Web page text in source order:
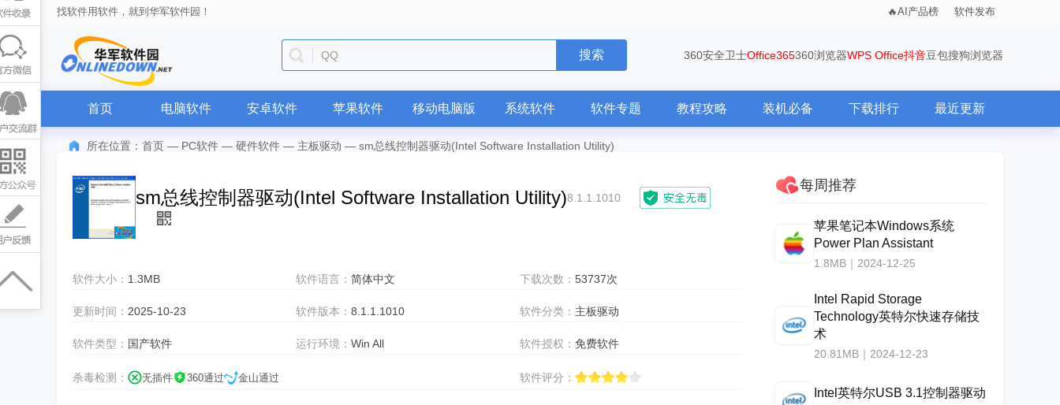
找软件用软件，就到华军软件园！ AI产品榜 软件发布
QQ 搜索 360安全卫士Office365360浏览器WPS Office抖音豆包搜狗浏览器
首页 电脑软件 安卓软件 苹果软件 移动电脑版 系统软件 软件专题 教程攻略 装机必备 下载排行 最近更新
所在位置： 首页 — PC软件 — 硬件软件 — 主板驱动 — sm总线控制器驱动(Intel Software Installation Utility)
sm总线控制器驱动(Intel Software Installation Utility)8.1.1.1010
软件大小： 1.3MB 软件语言：简体中文 下载次数： 53737次
更新时间： 2025-10-23 软件版本：8.1.1.1010 软件分类： 主板驱动
软件类型： 国产软件 运行环境：Win All 软件授权： 免费软件
杀毒检测： 无插件 360通过 金山通过 软件评分：
每周推荐
苹果笔记本Windows系统
Power Plan Assistant
1.8MB｜2024-12-25
Intel Rapid Storage
Technology英特尔快速存储技
术
20.81MB｜2024-12-23
Intel英特尔USB 3.1控制器驱动